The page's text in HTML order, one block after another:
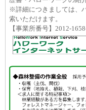
※詳細につきましては、
索いただけます。
【事業所番号】2012-